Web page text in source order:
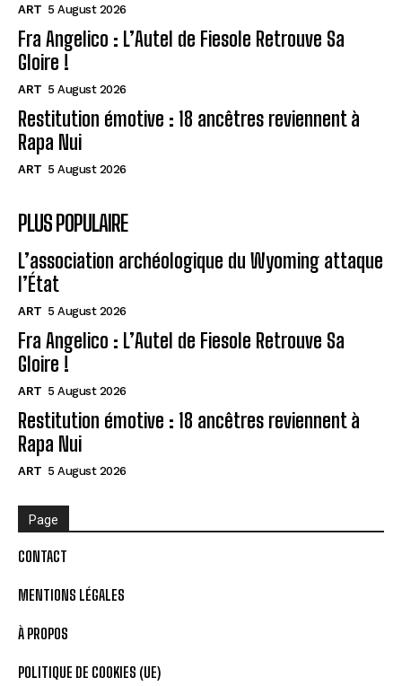
ART 5 August 2026
Fra Angelico : L’Autel de Fiesole Retrouve Sa
Gloire !
ART 5 August 2026
Restitution émotive : 18 ancêtres reviennent à
Rapa Nui
ART 5 August 2026
PLUS POPULAIRE
L’association archéologique du Wyoming attaque
l’État
ART 5 August 2026
Fra Angelico : L’Autel de Fiesole Retrouve Sa
Gloire !
ART 5 August 2026
Restitution émotive : 18 ancêtres reviennent à
Rapa Nui
ART 5 August 2026
Page
CONTACT
MENTIONS LÉGALES
À PROPOS
POLITIQUE DE COOKIES (UE)